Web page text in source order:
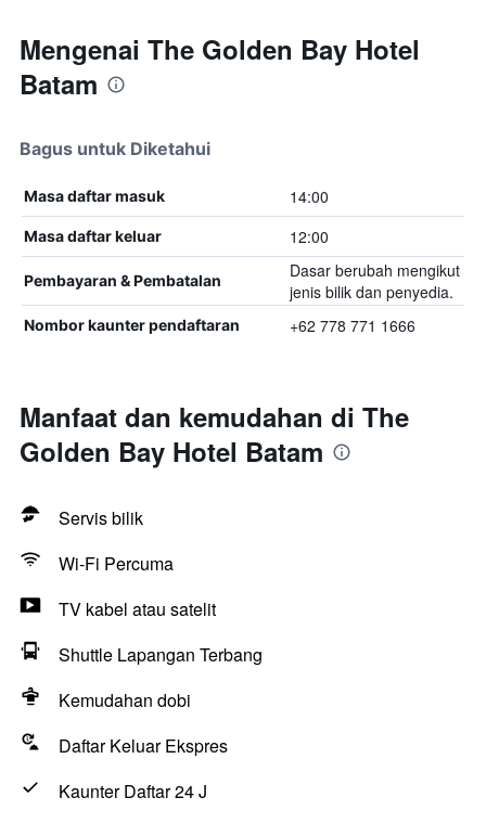
Mengenai The Golden Bay Hotel
Batam
Bagus untuk Diketahui
Masa daftar masuk 14:00
Masa daftar keluar 12:00
Pembayaran & Pembatalan
Dasar berubah mengikut
jenis bilik dan penyedia.
Nombor kaunter pendaftaran +62 778 771 1666
Manfaat dan kemudahan di The
Golden Bay Hotel Batam
Servis bilik
Wi-Fi Percuma
TV kabel atau satelit
Shuttle Lapangan Terbang
Kemudahan dobi
Daftar Keluar Ekspres
Kaunter Daftar 24 J